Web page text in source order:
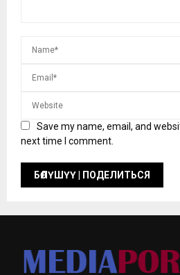
Save my name, email, and
next time I comment.